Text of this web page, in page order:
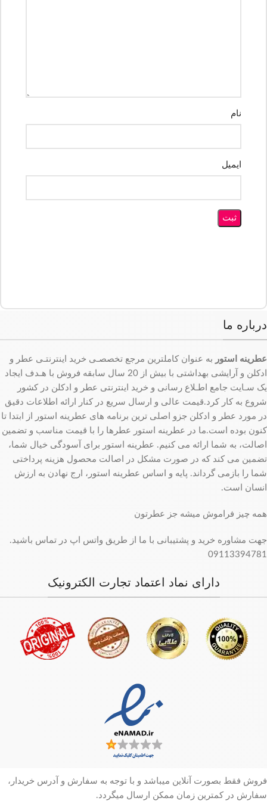
نام
ایمیل
درباره ما
عطرینه استور به عنوان کاملترین مرجع تخصصـی خرید اینترنتـی عطر و
ادکلن و آرایشی بهداشتی با بیش از 20 سال سابقه فروش با هـدف ایجاد
یک سـایت جامع اطـلاع رسانی و خرید اینترنتی عطر و ادکلن در کشور
شروع به کار کرد.قیمت عالی و ارسال سریع در کنار ارائه اطلاعات دقیق
در مورد عطر و ادکلن جزو اصلی ترین برنامه های عطرینه استور از ابتدا تا
کنون بوده است.ما در عطرینه استور عطرها را با قیمت مناسب و تضمین
اصالت، به شما ارائه می کنیم. عطرینه استور برای آسودگی خیال شما،
تضمین می کند که در صورت مشکل در اصالت محصول هزینه پرداختی
شما را بازمی گرداند. پایه و اساس عطرینه استور، ارج نهادن به ارزش
انسان است.
همه چیز فراموش میشه جز عطرتون
جهت مشاوره خرید و پشتیبانی با ما از طریق واتس اپ در تماس باشید.
09113394781
دارای نماد اعتماد تجارت الکترونیک
فروش فقط بصورت آنلاین میباشد و با توجه به سفارش و آدرس خریدار،
سفارش در کمترین زمان ممکن ارسال میگردد.